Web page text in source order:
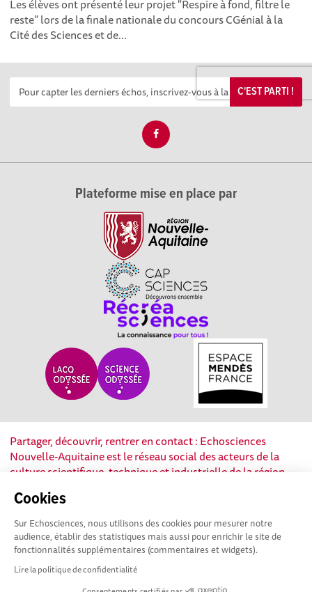
Cookies
Sur Echosciences, nous utilisons des cookies pour mesurer notre
audience, établir des statistiques mais aussi pour enrichir le site de
fonctionnalités supplémentaires (commentaires et widgets).
Lire la politique de confidentialité
Les élèves ont présenté leur projet "Respire à fond, filtre le
reste" lors de la finale nationale du concours CGénial à la
Cité des Sciences et de...
C'EST PARTI !
Plateforme mise en place par
Partager, découvrir, rentrer en contact : Echosciences
Nouvelle-Aquitaine est le réseau social des acteurs de la
culture scientifique, technique et industrielle de la région.
Mentions légales
|Ligne éditoriale